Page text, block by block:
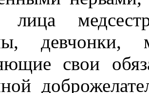
лица
девчонки,
свои